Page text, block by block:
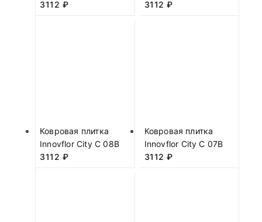
3112 ₽
3112 ₽
Ковровая плитка
Innovflor City C 08B
3112 ₽
Ковровая плитка
Innovflor City C 07B
3112 ₽